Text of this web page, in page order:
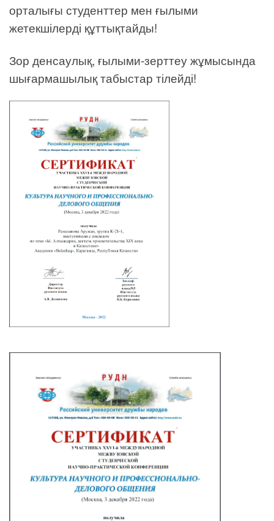
орталығы студенттер мен ғылыми
жетекшілерді құттықтайды!
Зор денсаулық, ғылыми-зерттеу жұмысында
шығармашылық табыстар тілейді!